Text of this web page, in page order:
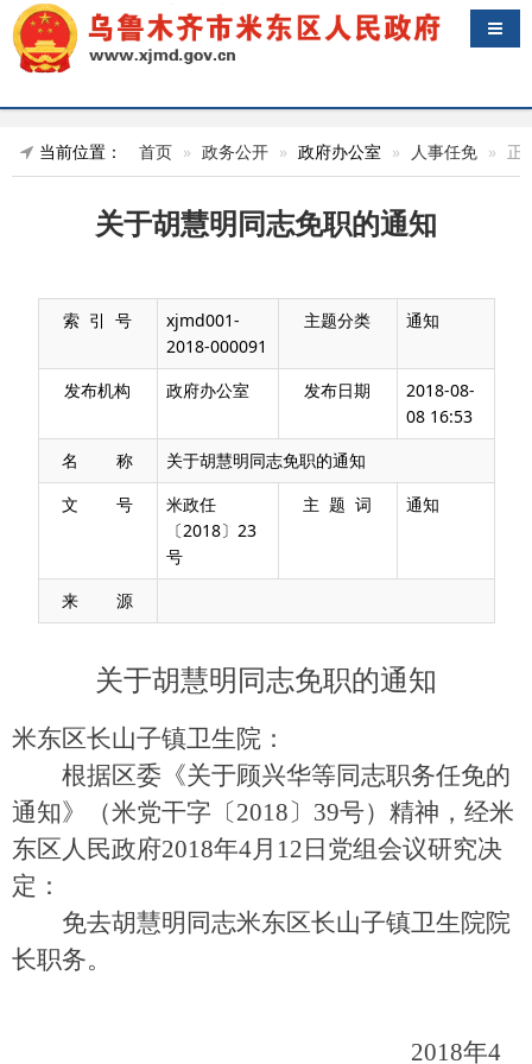
导航
当前位置： 首页 政务公开 政府办公室 人事任免 正
关于胡慧明同志免职的通知
索 引 号
xjmd001-
2018-000091
主题分类 通知
发布机构 政府办公室 发布日期
2018-08-
08 16:53
名 称
关于胡慧明同志免职的通知
文 号
米政任
〔2018〕23
号
主 题 词 通知
来 源
关于胡慧明同志免职的通知
米东区长山子镇卫生院：
根据区委《关于顾兴华等同志职务任免的
通知》（米党干字〔2018〕39号）精神，经米
东区人民政府2018年4月12日党组会议研究决
定：
免去胡慧明同志米东区长山子镇卫生院院
长职务。
2018年4